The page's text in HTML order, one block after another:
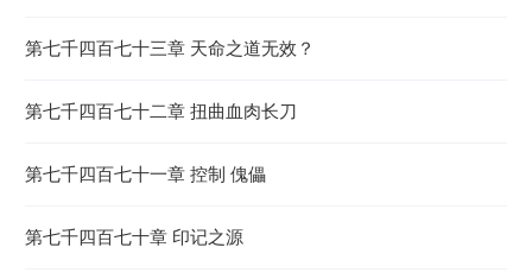
第七千四百七十三章 天命之道无效？
第七千四百七十二章 扭曲血肉长刀
第七千四百七十一章 控制 傀儡
第七千四百七十章 印记之源